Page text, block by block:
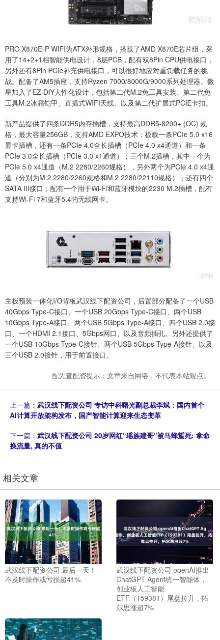
PRO X870E-P WIFI为ATX外形规格，搭载了AMD X870E芯片组，采
用了14+2+1相智能供电设计，8层PCB，配有双8Pin CPU供电接口，
另外还有8Pin PCIe补充供电接口，可以很好地应对重负载任务的挑
战。配备了AM5插座，支持Ryzen 7000/8000G/9000系列处理器。微
星加入了EZ DIY人性化设计，包括第二代M.2免工具安装、第二代免
工具M.2冰霜铠甲、直插式WIFI天线、以及第二代扩展式PCIE卡扣。
新产品提供了四条DDR5内存插槽，支持最高DDR5-8200+ (OC) 规
格，最大容量256GB，支持AMD EXPO技术；板载一条PCIe 5.0 x16
显卡插槽，还有一条PCIe 4.0全长插槽（PCIe 4.0 x4通道）和一条
PCIe 3.0全长插槽（PCIe 3.0 x1通道）；三个M.2插槽，其中一个为
PCIe 5.0 x4通道（M.2 2280/2260规格），另外两个为PCIe 4.0 x4通
道（分别为M.2 2280/2260规格和M.2 2280/22110规格）；还有四个
SATA III接口；配有一个用于Wi-Fi和蓝牙模块的2230 M.2插槽，配有
支持Wi-Fi 7和蓝牙5.4的无线网卡。
主板预装一体化I/O背板武汉线下配资公司，后置部分配备了一个USB
40Gbps Type-C接口、一个USB 20Gbps Type-C接口、两个USB
10Gbps Type-A接口、两个USB 5Gbps Type-A接口、四个USB 2.0接
口、一个HDMI 2.1接口、5Gbps网口、以及音频插孔。另外还提供了
一个USB 10Gbps Type-C接针、两个USB 5Gbps Type-A接针、以及
三个USB 2.0接针，用于前置接口。
配先查配资提示：文章来自网络，不代表本站观点。
上一篇： 武汉线下配资公司 专访中科曙光副总裁李斌：国内首个
AI计算开放架构发布，国产智能计算迎来生态变革
下一篇： 武汉线下配资公司 20岁网红“瑶族建哥”被马蜂蜇死: 拿命
换流量, 真的不值
相关文章
武汉线下配资公司 最后一天！
不及时操作或亏损超41%
武汉线下配资公司 openAI推出
ChatGPT Agent统一智能体，
创业板人工智能
ETF（159381）尾盘拉升，拓
尔思涨超7%